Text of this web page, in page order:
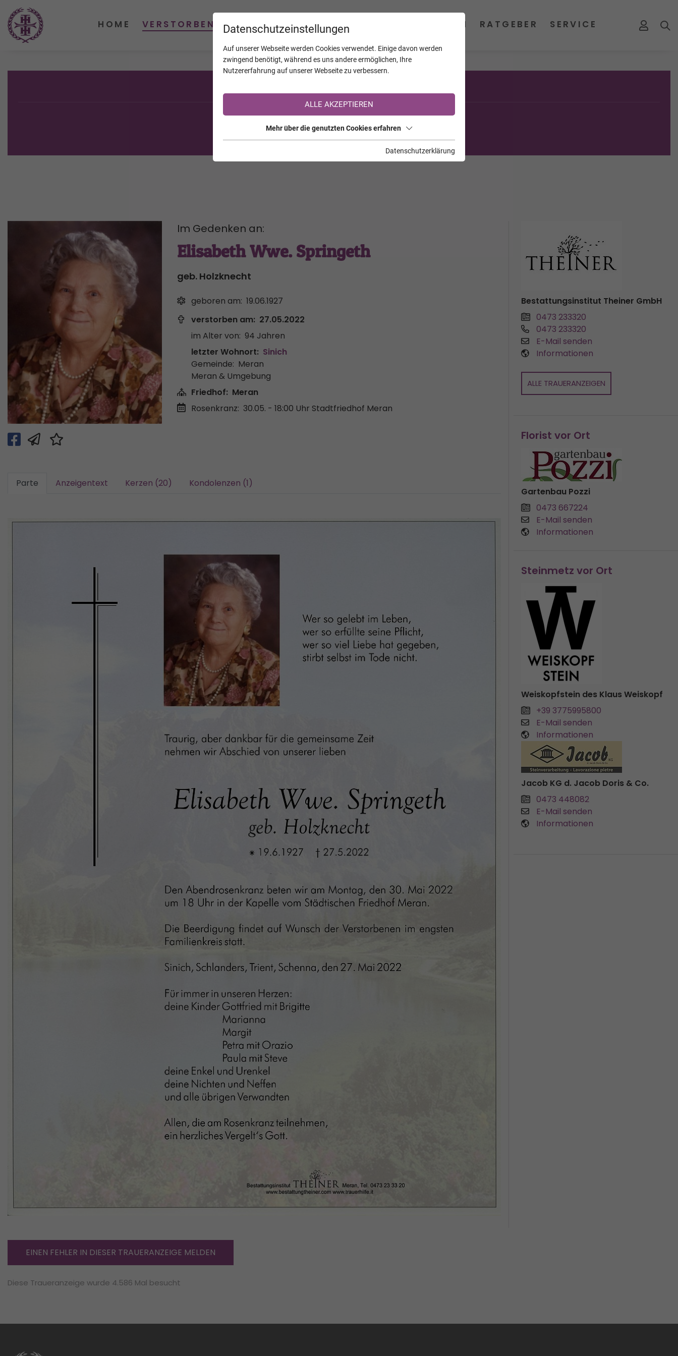
Sie sind noch nicht auf TrauerHilfe.it registriert?
>> zur kostenlosen Registrierung <<
Im Gedenken an:
Elisabeth Wwe. Springeth
geb. Holzknecht
geboren am: 19.06.1927
verstorben am: 27.05.2022
im Alter von: 94 Jahren
letzter Wohnort: Sinich
Gemeinde: Meran
Meran & Umgebung
Friedhof: Meran
Rosenkranz: 30.05. - 18:00 Uhr Stadtfriedhof Meran
Parte Anzeigentext Kerzen (20) Kondolenzen (1)
Bestattungsinstitut Theiner GmbH
0473 233320
0473 233320
E-Mail senden
Informationen
ALLE TRAUERANZEIGEN
Florist vor Ort
Gartenbau Pozzi
0473 667224
E-Mail senden
Informationen
Steinmetz vor Ort
Weiskopfstein des Klaus Weiskopf
+39 3775995800
E-Mail senden
Informationen
Jacob KG d. Jacob Doris & Co.
0473 448082
E-Mail senden
Informationen
EINEN FEHLER IN DIESER TRAUERANZEIGE MELDEN
Diese Traueranzeige wurde 4.586 Mal besucht
Datenschutzeinstellungen
Auf unserer Webseite werden Cookies verwendet. Einige davon werden
zwingend benötigt, während es uns andere ermöglichen, Ihre
Nutzererfahrung auf unserer Webseite zu verbessern.
ALLE AKZEPTIEREN
Mehr über die genutzten Cookies erfahren
Datenschutzerklärung
HOME VERSTORBENE KALENDER JAHRESTAGE UNTERNEHMEN RATGEBER SERVICE